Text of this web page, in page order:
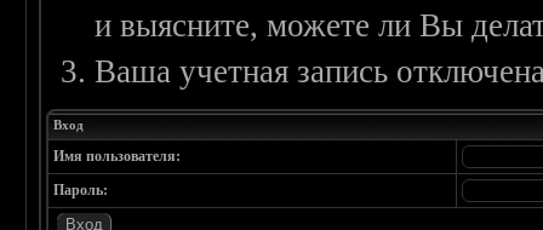
и выясните, можете ли Вы
Ваша учетная запись
Вход
Имя пользователя:
Пароль: